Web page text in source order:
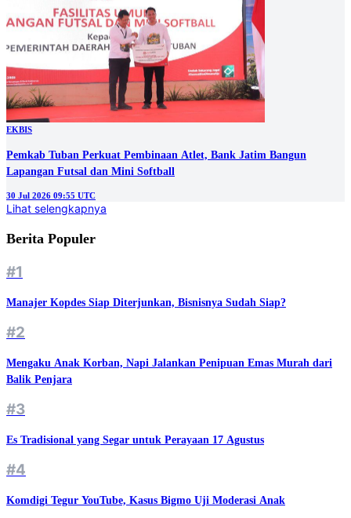
EKBIS
Pemkab Tuban Perkuat Pembinaan Atlet, Bank Jatim Bangun
Lapangan Futsal dan Mini Softball
30 Jul 2026 09:55 UTC
Lihat selengkapnya
Berita Populer
#1
Manajer Kopdes Siap Diterjunkan, Bisnisnya Sudah Siap?
#2
Mengaku Anak Korban, Napi Jalankan Penipuan Emas Murah dari
Balik Penjara
#3
Es Tradisional yang Segar untuk Perayaan 17 Agustus
#4
Komdigi Tegur YouTube, Kasus Bigmo Uji Moderasi Anak